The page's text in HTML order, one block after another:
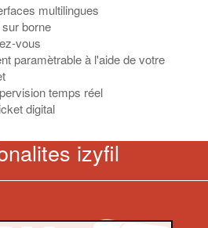
multilingues
borne
vous
paramètrable à l'aide de votre
temps réel
digital
izyfil